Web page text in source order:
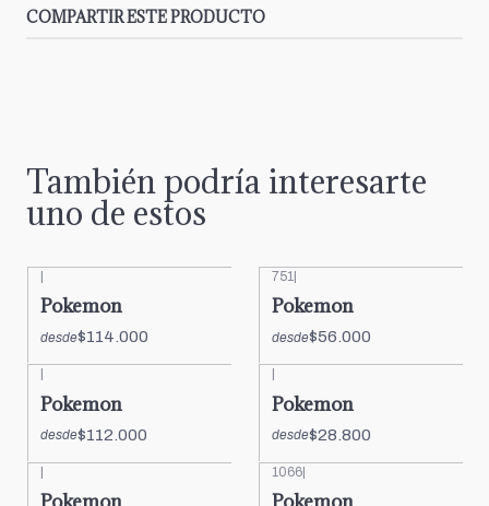
COMPARTIR ESTE PRODUCTO
También podría interesarte
uno de estos
Pokemon
desde$114.000
751
Pokemon
desde$56.000
Pokemon
desde$112.000
Pokemon
desde$28.800
| 1066|